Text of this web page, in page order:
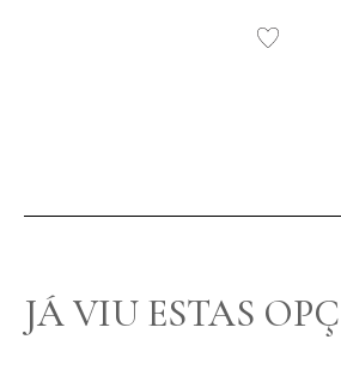
JÁ VIU ESTAS